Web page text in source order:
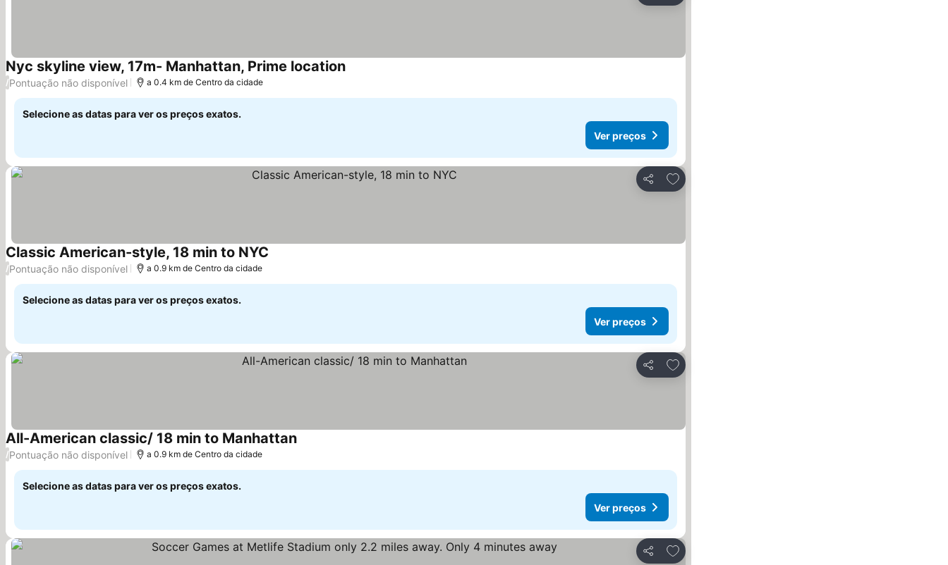
Nyc skyline view, 17m- Manhattan, Prime location
/Pontuação não disponível a 0.4 km de Centro da cidade
Selecione as datas para ver os preços exatos.
Ver preços
Partilhar
Adicionar aos favoritos
Classic American-style, 18 min to NYC
/Pontuação não disponível a 0.9 km de Centro da cidade
Selecione as datas para ver os preços exatos.
Ver preços
Partilhar
Adicionar aos favoritos
All-American classic/ 18 min to Manhattan
/Pontuação não disponível a 0.9 km de Centro da cidade
Selecione as datas para ver os preços exatos.
Ver preços
Partilhar
Adicionar aos favoritos